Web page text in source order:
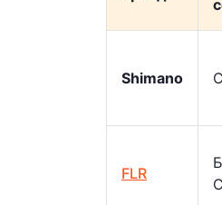
Shimano
FLR